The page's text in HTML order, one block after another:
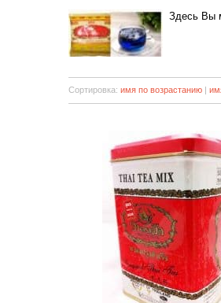
Здесь Вы
Сортировка: имя по возрастанию |